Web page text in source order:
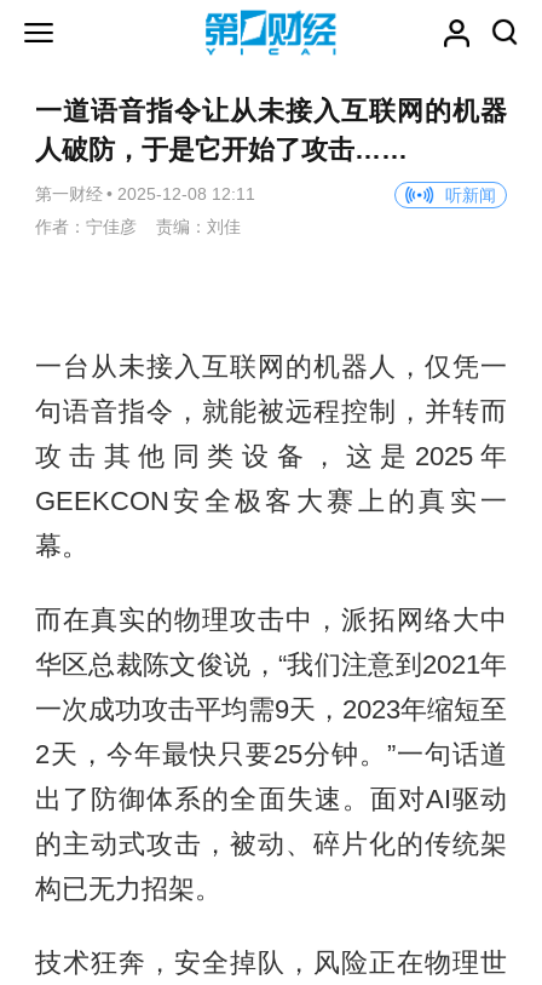
一道语音指令让从未接入互联网的机器
人破防，于是它开始了攻击……
第一财经 • 2025-12-08 12:11
听新闻
作者：宁佳彦 责编：刘佳
一台从未接入互联网的机器人，仅凭一
句语音指令，就能被远程控制，并转而
攻击其他同类设备，这是2025年
GEEKCON安全极客大赛上的真实一
幕。
而在真实的物理攻击中，派拓网络大中
华区总裁陈文俊说，“我们注意到2021年
一次成功攻击平均需9天，2023年缩短至
2天，今年最快只要25分钟。”一句话道
出了防御体系的全面失速。面对AI驱动
的主动式攻击，被动、碎片化的传统架
构已无力招架。
技术狂奔，安全掉队，风险正在物理世